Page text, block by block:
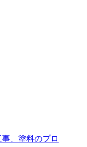
、塗料のプロ